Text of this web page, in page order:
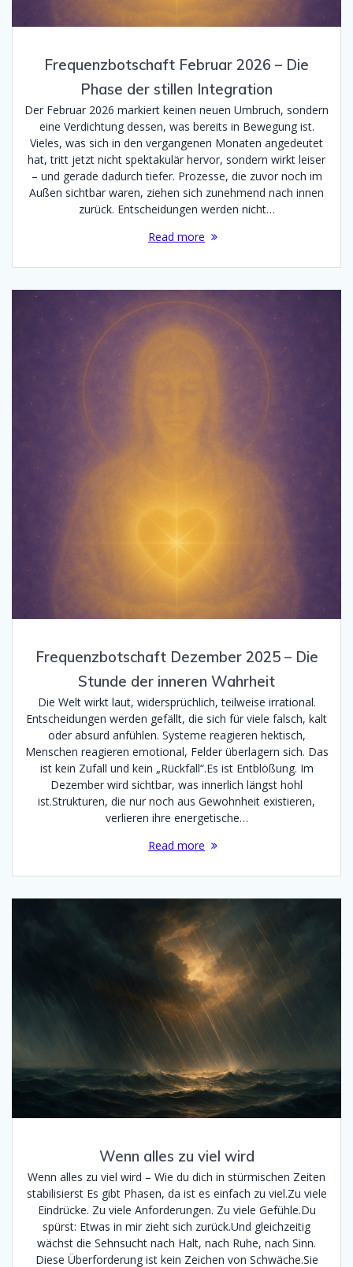
Frequenzbotschaft Februar 2026 – Die
Phase der stillen Integration
Der Februar 2026 markiert keinen neuen Umbruch, sondern
eine Verdichtung dessen, was bereits in Bewegung ist.
Vieles, was sich in den vergangenen Monaten angedeutet
hat, tritt jetzt nicht spektakulär hervor, sondern wirkt leiser
– und gerade dadurch tiefer. Prozesse, die zuvor noch im
Außen sichtbar waren, ziehen sich zunehmend nach innen
zurück. Entscheidungen werden nicht…
Read more
Frequenzbotschaft Dezember 2025 – Die
Stunde der inneren Wahrheit
Die Welt wirkt laut, widersprüchlich, teilweise irrational.
Entscheidungen werden gefällt, die sich für viele falsch, kalt
oder absurd anfühlen. Systeme reagieren hektisch,
Menschen reagieren emotional, Felder überlagern sich. Das
ist kein Zufall und kein „Rückfall“.Es ist Entblößung. Im
Dezember wird sichtbar, was innerlich längst hohl
ist.Strukturen, die nur noch aus Gewohnheit existieren,
verlieren ihre energetische…
Read more
Wenn alles zu viel wird
Wenn alles zu viel wird – Wie du dich in stürmischen Zeiten
stabilisierst Es gibt Phasen, da ist es einfach zu viel.Zu viele
Eindrücke. Zu viele Anforderungen. Zu viele Gefühle.Du
spürst: Etwas in mir zieht sich zurück.Und gleichzeitig
wächst die Sehnsucht nach Halt, nach Ruhe, nach Sinn.
Diese Überforderung ist kein Zeichen von Schwäche.Sie